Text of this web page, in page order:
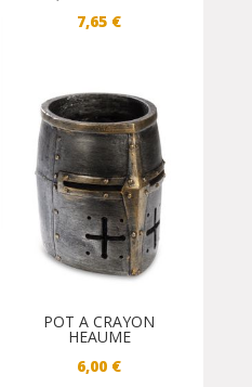
7,65 €
POT A CRAYON
HEAUME
6,00 €